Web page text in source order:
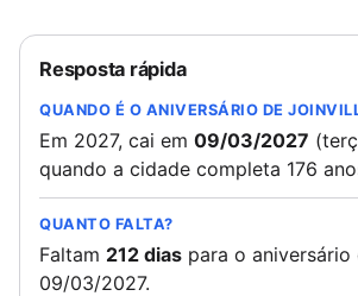
Resposta rápida
QUANDO É O ANIVERSÁRIO DE
Em 2027, cai em 09/03/2027
quando a cidade completa 176
QUANTO FALTA?
Faltam 212 dias para o aniversário
09/03/2027.